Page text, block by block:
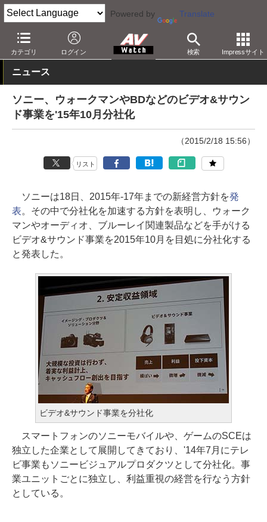
Powered by Translate
カテゴリ ログイン 検索 Impressサイト
AV Watch 動向 業界動向 経営/IR
ニュース
ソニー、ウォークマンやBDなどのビデオ&サウン
ド事業を'15年10月分社化
（2015/2/18 15:56）
リスト
ソニーは18日、2015年-17年までの新経営方針を発
表。その中で分社化を加速する方針を表明し、ウォーク
マンやオーディオ、ブルーレイ関連製品などを手がける
ビデオ&サウンド事業を2015年10月を目処に分社化する
と発表した。
ビデオ&サウンド事業を分社化
スマートフォンのソニーモバイルや、ゲームのSCEは
独立した企業として展開してきており、'14年7月にテレ
ビ事業もソニービジュアルプロダクツとして分社化。事
業ユニットごとに独立し、利益重視の経営を行なう方針
としている。